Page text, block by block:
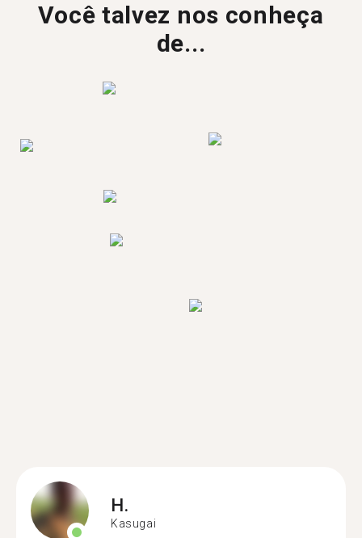
Você talvez nos conheça
de...
H.
Kasugai